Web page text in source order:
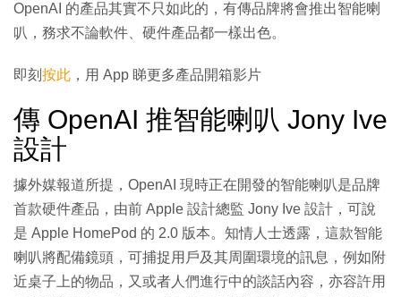
OpenAI 的產品其實不只如此的，有傳品牌將會推出智能喇
叭，務求不論軟件、硬件產品都一樣出色。
即刻 按此 ，用 App 睇更多產品開箱影片
傳 OpenAI 推智能喇叭 Jony Ive
設計
據外媒報道所提，OpenAI 現時正在開發的智能喇叭是品牌
首款硬件產品，由前 Apple 設計總監 Jony Ive 設計，可說
是 Apple HomePod 的 2.0 版本。知情人士透露，這款智能
喇叭將配備鏡頭，可捕捉用戶及其周圍環境的訊息，例如附
近桌子上的物品，又或者人們進行中的談話內容，亦容許用